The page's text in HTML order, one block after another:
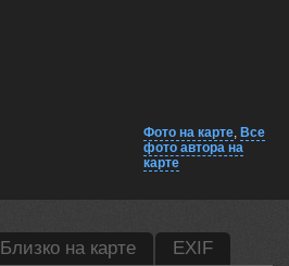
Фото на карте, Все
фото автора на
карте
Близко на карте EXIF